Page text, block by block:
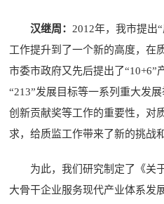
汉继周： 2012年，我市提出
工作提升到了一个新的高度，在
市委市政府又先后提出了“10+6”
“213”发展目标等一系列重大发
创新贡献奖等工作的重要性，对
求，给质监工作带来了新的挑战
为此，我们研究制定了《关
大骨干企业服务现代产业体系发